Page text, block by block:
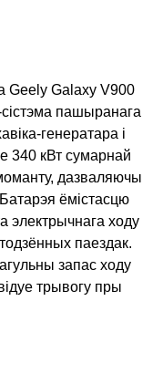
Geely Galaxy V900
пашыранага
генератара і
340 кВт сумарнай
дазваляючы
ёмістасцю
электрычнага ходу
паездак.
запас ходу
трывогу пры